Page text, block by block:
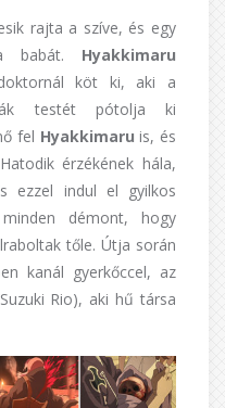
rajta a szíve, és egy
babát. Hyakkimaru
köt ki, aki a
testét pótolja ki
fel Hyakkimaruis, és
érzékének hála,
ezzel indul el gyilkos
démont, hogy
tőle. Útja során
kanál gyerkőccel, az
Rio), aki hű társa